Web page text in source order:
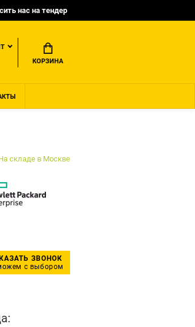
нас на тендер
КОРЗИНА
складе в Москве
ЗВОНОК
с выбором